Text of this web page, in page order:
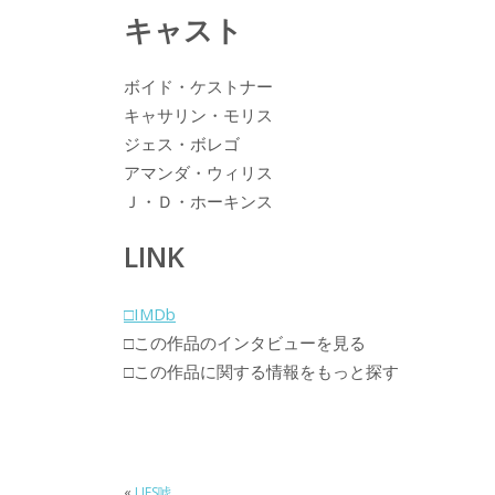
キャスト
ボイド・ケストナー
キャサリン・モリス
ジェス・ボレゴ
アマンダ・ウィリス
Ｊ・Ｄ・ホーキンス
LINK
□IMDb
□この作品のインタビューを見る
□この作品に関する情報をもっと探す